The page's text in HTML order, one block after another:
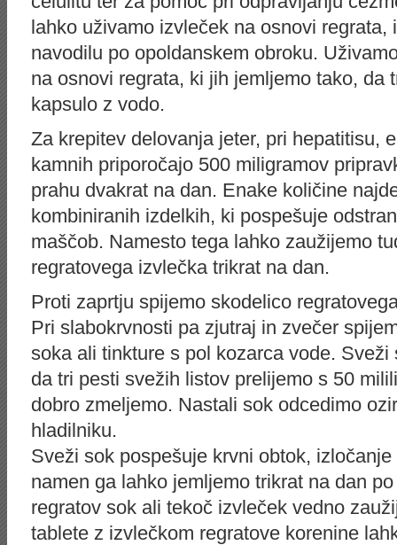
lahko uživamo izvleček na osnovi
navodilu po opoldanskem obroku.
na osnovi regrata, ki jih jemljemo tako, da
kapsulo z vodo.
Za krepitev delovanja jeter, pri hepatitisu,
kamnih priporočajo 500 miligramov
prahu dvakrat na dan. Enake količine
kombiniranih izdelkih, ki pospešuje
maščob. Namesto tega lahko zaužijemo
regratovega izvlečka trikrat na dan.
Proti zaprtju spijemo skodelico
Pri slabokrvnosti pa zjutraj in zvečer
soka ali tinkture s pol kozarca vode.
da tri pesti svežih listov prelijemo s 50
dobro zmeljemo. Nastali sok odcedimo
hladilniku.
Sveži sok pospešuje krvni obtok,
namen ga lahko jemljemo trikrat na dan
regratov sok ali tekoč izvleček vedno
tablete z izvlečkom regratove korenine